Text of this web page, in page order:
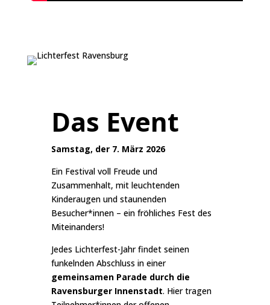
Das Event
Samstag, der 7. März 2026
Ein Festival voll Freude und
Zusammenhalt, mit leuchtenden
Kinderaugen und staunenden
Besucher*innen – ein fröhliches Fest des
Miteinanders!
Jedes Lichterfest-Jahr findet seinen
funkelnden Abschluss in einer
gemeinsamen Parade durch die
Ravensburger Innenstadt. Hier tragen